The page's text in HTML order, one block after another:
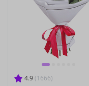
4.9 (1666)